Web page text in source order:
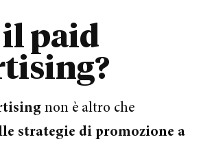
il paid
non è altro che
strategie di promozione a